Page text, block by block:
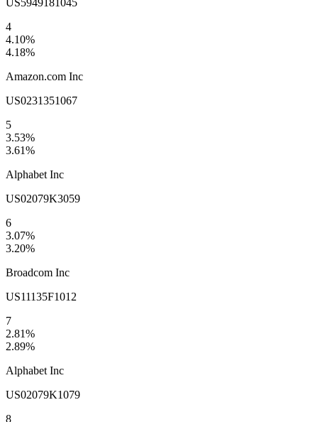
US5949181045
4
4.10%
4.18%
Amazon.com Inc
US0231351067
5
3.53%
3.61%
Alphabet Inc
US02079K3059
6
3.07%
3.20%
Broadcom Inc
US11135F1012
7
2.81%
2.89%
Alphabet Inc
US02079K1079
8